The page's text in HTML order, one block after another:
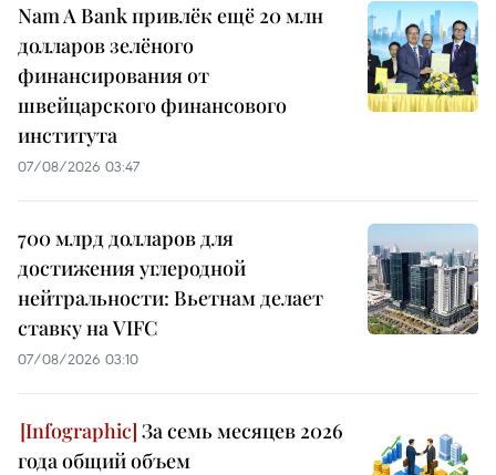
Nam A Bank привлёк ещё 20 млн
долларов зелёного
финансирования от
швейцарского финансового
института
07/08/2026 03:47
700 млрд долларов для
достижения углеродной
нейтральности: Вьетнам делает
ставку на VIFC
07/08/2026 03:10
За семь месяцев 2026
года общий объем